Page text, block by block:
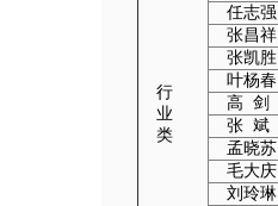
行
业
类
任志强
张昌祥
张凯胜
叶杨春
高 剑
张 斌
孟晓苏
毛大庆
刘玲琳